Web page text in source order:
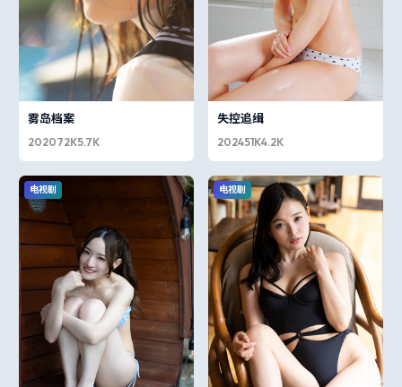
雾岛档案
202072K5.7K
失控追缉
202451K4.2K
电视剧 电视剧